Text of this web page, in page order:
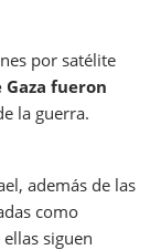
por satélite
Gaza fueron
la guerra.
además de las
como
siguen